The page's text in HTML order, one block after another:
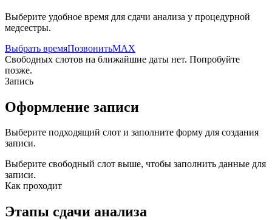
Выберите удобное время для сдачи анализа у процедурной
медсестры.
Выбрать времяПозвонитьMAX
Свободных слотов на ближайшие даты нет. Попробуйте
позже.
Запись
Оформление записи
Выберите подходящий слот и заполните форму для создания
записи.
Выберите свободный слот выше, чтобы заполнить данные для
записи.
Как проходит
Этапы сдачи анализа